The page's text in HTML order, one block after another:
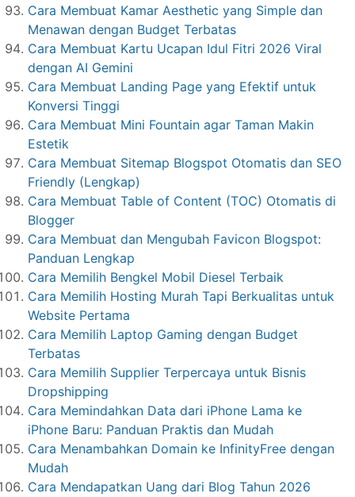
Cara Membuat Kamar Aesthetic yang Simple dan
Menawan dengan Budget Terbatas
Cara Membuat Kartu Ucapan Idul Fitri 2026 Viral
dengan AI Gemini
Cara Membuat Landing Page yang Efektif untuk
Konversi Tinggi
Cara Membuat Mini Fountain agar Taman Makin
Estetik
Cara Membuat Sitemap Blogspot Otomatis dan SEO
Friendly (Lengkap)
Cara Membuat Table of Content (TOC) Otomatis di
Blogger
Cara Membuat dan Mengubah Favicon Blogspot:
Panduan Lengkap
Cara Memilih Bengkel Mobil Diesel Terbaik
Cara Memilih Hosting Murah Tapi Berkualitas untuk
Website Pertama
Cara Memilih Laptop Gaming dengan Budget
Terbatas
Cara Memilih Supplier Terpercaya untuk Bisnis
Dropshipping
Cara Memindahkan Data dari iPhone Lama ke
iPhone Baru: Panduan Praktis dan Mudah
Cara Menambahkan Domain ke InfinityFree dengan
Mudah
Cara Mendapatkan Uang dari Blog Tahun 2026